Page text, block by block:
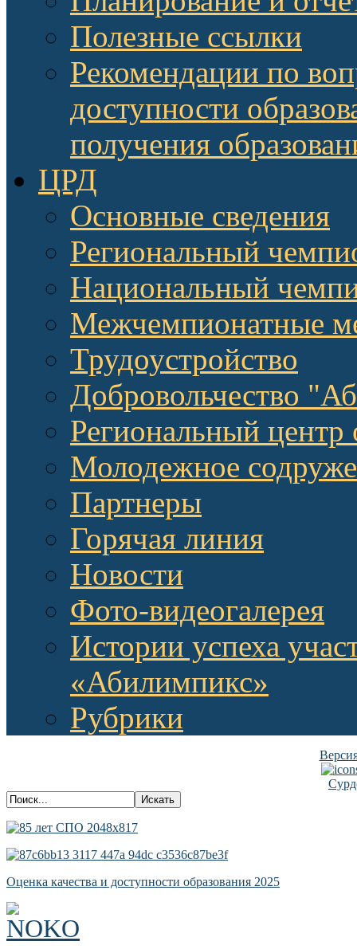
Полезные ссылки
Рекомендации по
доступности
получения
ЦРД
Основные сведения
Региональный
Национальный
Межчемпионатные
Трудоустройство
Добровольчество
Региональный центр
Молодежное
Партнеры
Горячая линия
Новости
Фото-видеогалерея
Истории успеха
«Абилимпикс»
Рубрики
Оценка качества и доступности образования 2025